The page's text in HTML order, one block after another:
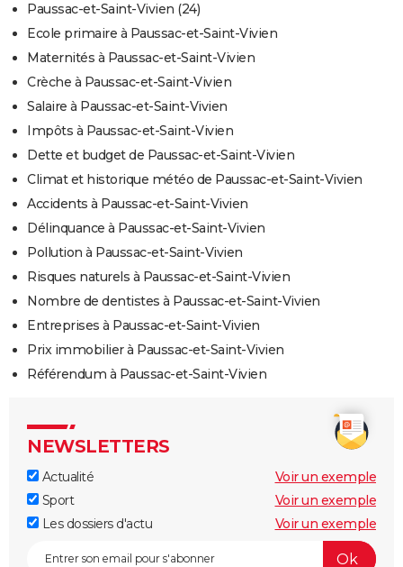
Paussac-et-Saint-Vivien (24)
Ecole primaire à Paussac-et-Saint-Vivien
Maternités à Paussac-et-Saint-Vivien
Crèche à Paussac-et-Saint-Vivien
Salaire à Paussac-et-Saint-Vivien
Impôts à Paussac-et-Saint-Vivien
Dette et budget de Paussac-et-Saint-Vivien
Climat et historique météo de Paussac-et-Saint-Vivien
Accidents à Paussac-et-Saint-Vivien
Délinquance à Paussac-et-Saint-Vivien
Pollution à Paussac-et-Saint-Vivien
Risques naturels à Paussac-et-Saint-Vivien
Nombre de dentistes à Paussac-et-Saint-Vivien
Entreprises à Paussac-et-Saint-Vivien
Prix immobilier à Paussac-et-Saint-Vivien
Référendum à Paussac-et-Saint-Vivien
NEWSLETTERS
Actualité
Voir un exemple
Sport
Voir un exemple
Les dossiers d'actu
Voir un exemple